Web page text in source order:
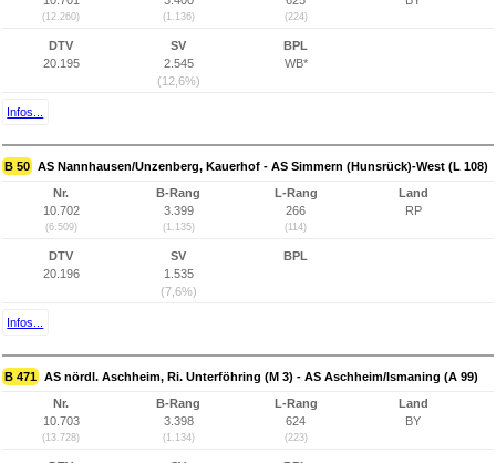
(12.260) (1.136) (224)
DTV
20.195
SV
2.545
(12,6%)
BPL
WB*
Infos...
B 50 AS Nannhausen/Unzenberg, Kauerhof - AS Simmern (Hunsrück)-West (L 108)
Nr.
10.702
(6.509)
B-Rang
3.399
(1.135)
L-Rang
266
(114)
Land
RP
DTV
20.196
SV
1.535
(7,6%)
BPL
Infos...
B 471 AS nördl. Aschheim, Ri. Unterföhring (M 3) - AS Aschheim/Ismaning (A 99)
Nr.
10.703
(13.728)
B-Rang
3.398
(1.134)
L-Rang
624
(223)
Land
BY